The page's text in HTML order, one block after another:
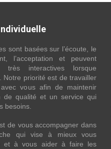
sont basées sur l’écoute, le
l’acceptation et peuvent
très interactives lorsque
Notre priorité est de travailler
vous afin de maintenir
de qualité et un service qui
besoins.
de vous accompagner dans
qui vise à mieux vous
et à vous aider à faire les